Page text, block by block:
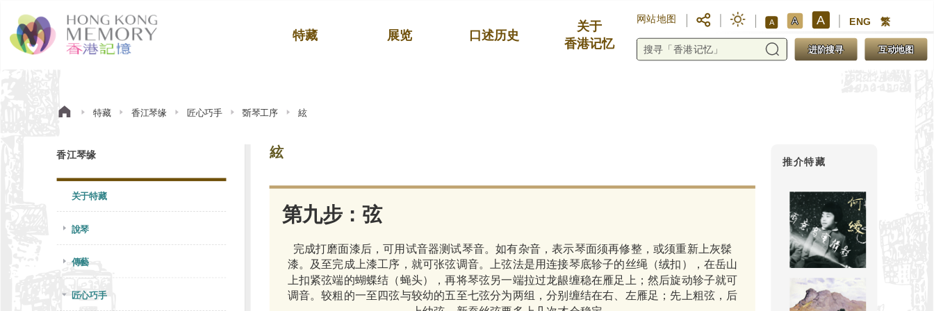
特藏 展览 口述历史
关于
香港记忆
网站地图 A A A ENG 繁
进阶搜寻 互动地图
特藏 香江琴缘 匠心巧手 斲琴工序 絃
香江琴缘
关于特藏
說琴
傳藝
匠心巧手
絃
第九步：弦
完成打磨面漆后，可用试音器测试琴音。如有杂音，表示琴面须再修整，或须重新上灰髹
漆。及至完成上漆工序，就可张弦调音。上弦法是用连接琴底轸子的丝绳（绒扣），在岳山
上扣紧弦端的蝴蝶结（蝇头），再将琴弦另一端拉过龙龈缠稳在雁足上；然后旋动轸子就可
调音。较粗的一至四弦与较幼的五至七弦分为两组，分别缠结在右、左雁足；先上粗弦，后
第九步：弦
小试音器——缚一根弦，将弦
琴轸和绒扣——
推介特藏